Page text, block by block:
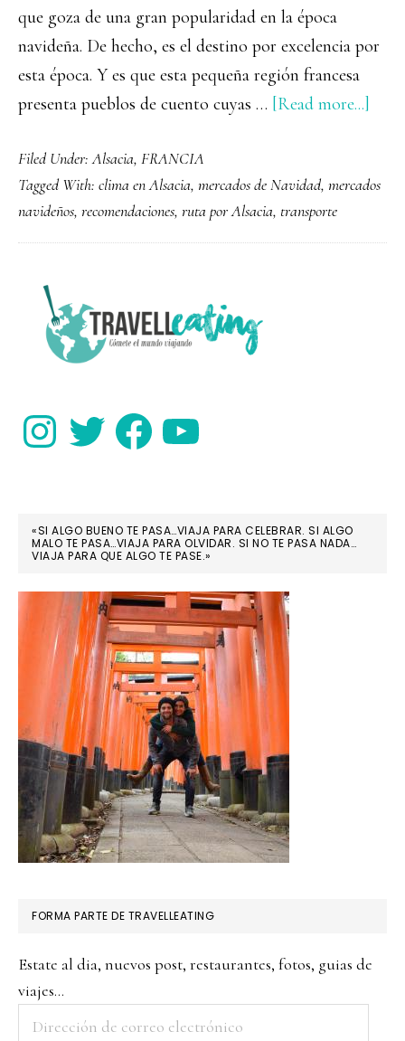
que goza de una gran popularidad en la época
navideña. De hecho, es el destino por excelencia por
esta época. Y es que esta pequeña región francesa
presenta pueblos de cuento cuyas … [Read more...]
Filed Under:Alsacia, FRANCIA
Tagged With: clima en Alsacia, mercados de Navidad, mercados
navideños, recomendaciones, ruta por Alsacia, transporte
PRIMARY
SIDEBAR
InstagramTwitter FacebookYouTube
«SI ALGO BUENO TE PASA…VIAJA PARA CELEBRAR. SI ALGO
MALO TE PASA…VIAJA PARA OLVIDAR. SI NO TE PASA NADA…
VIAJA PARA QUE ALGO TE PASE.»
FORMA PARTE DE TRAVELLEATING
Estate al dia, nuevos post, restaurantes, fotos, guias de
viajes...